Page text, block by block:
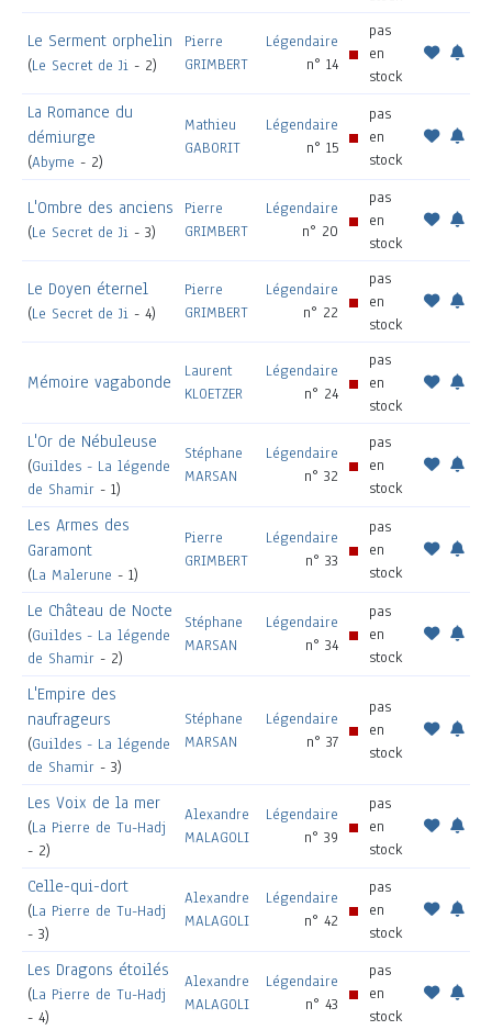
Le Serment orphelin
(Le Secret de Ji - 2)
Pierre
GRIMBERT
Légendaire
n° 14
pas
en
stock
La Romance du
démiurge
(Abyme - 2)
Mathieu
GABORIT
Légendaire
n° 15
pas
en
stock
L'Ombre des anciens
(Le Secret de Ji - 3)
Pierre
GRIMBERT
Légendaire
n° 20
pas
en
stock
Le Doyen éternel
(Le Secret de Ji - 4)
Pierre
GRIMBERT
Légendaire
n° 22
pas
en
stock
Mémoire vagabonde
Laurent
KLOETZER
Légendaire
n° 24
pas
en
stock
L'Or de Nébuleuse
(Guildes - La légende
de Shamir - 1)
Stéphane
MARSAN
Légendaire
n° 32
pas
en
stock
Les Armes des
Garamont
(La Malerune - 1)
Pierre
GRIMBERT
Légendaire
n° 33
pas
en
stock
Le Château de Nocte
(Guildes - La légende
de Shamir - 2)
Stéphane
MARSAN
Légendaire
n° 34
pas
en
stock
L'Empire des
naufrageurs
(Guildes - La légende
de Shamir - 3)
Stéphane
MARSAN
Légendaire
n° 37
pas
en
stock
Les Voix de la mer
(La Pierre de Tu-Hadj
- 2)
Alexandre
MALAGOLI
Légendaire
n° 39
pas
en
stock
Celle-qui-dort
(La Pierre de Tu-Hadj
- 3)
Alexandre
MALAGOLI
Légendaire
n° 42
pas
en
stock
Les Dragons étoilés
(La Pierre de Tu-Hadj
- 4)
Alexandre
MALAGOLI
Légendaire
n° 43
pas
en
stock